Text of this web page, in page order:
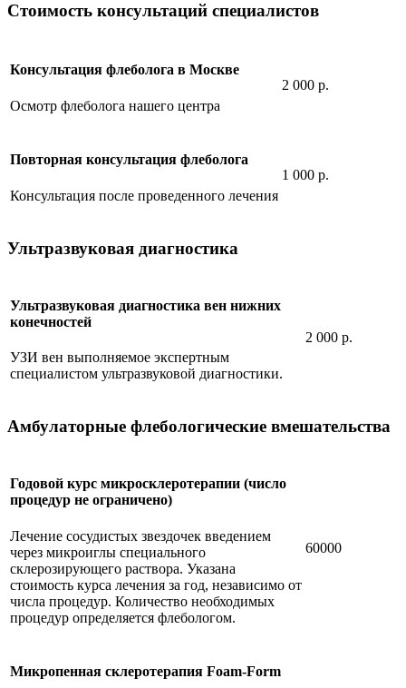
Стоимость консультаций специалистов
Консультация флеболога в Москве
Осмотр флеболога нашего центра
2 000 р.
Повторная консультация флеболога
Консультация после проведенного лечения
1 000 р.
Ультразвуковая диагностика
Ультразвуковая диагностика вен нижних
конечностей
УЗИ вен выполняемое экспертным
специалистом ультразвуковой диагностики.
2 000 р.
Амбулаторные флебологические вмешательства
Годовой курс микросклеротерапии (число
процедур не ограничено)
Лечение сосудистых звездочек введением
через микроиглы специального
склерозирующего раствора. Указана
стоимость курса лечения за год, независимо от
числа процедур. Количество необходимых
процедур определяется флебологом.
60000
Микропенная склеротерапия Foam-Form